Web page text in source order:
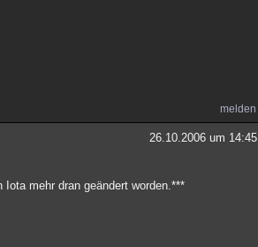
melden
26.10.2006 um 14:45
mehr dran geändert worden.***